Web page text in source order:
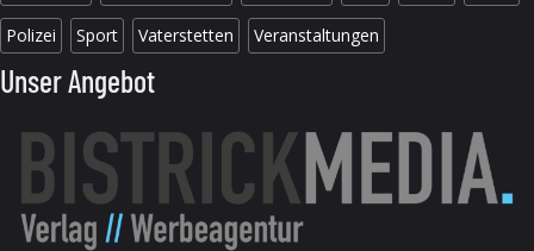
Polizei Sport Vaterstetten Veranstaltungen
Unser Angebot